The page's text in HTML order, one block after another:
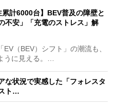
累計6000台】BEV普及の障壁と
不安」「充電のストレス」解
（BEV）シフト」の潮流も、
うに見える。…
な状況で実感した「フォレスタ
ト…